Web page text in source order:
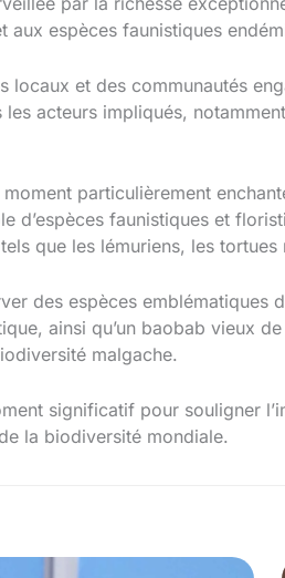
aux espèces faunistiques
locaux et des communautés
acteurs impliqués,
particulièrement
d’espèces faunistiques et
que les lémuriens, les
des espèces emblématiques
ainsi qu’un baobab vieux
malgache.
significatif pour souligner
la biodiversité mondiale.